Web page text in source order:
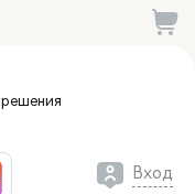
решения
Вход